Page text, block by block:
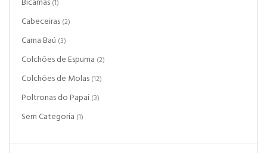
(1)
Cabeceiras (2)
Cama Baú (3)
Colchões de Espuma (2)
Colchões de Molas (12)
Poltronas do Papai (3)
Sem Categoria (1)